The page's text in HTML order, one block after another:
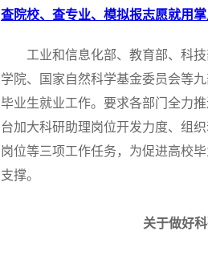
查院校、查专业、模拟报志愿就用掌
工业和信息化部、教育部、科技
学院、国家自然科学基金委员会等
毕业生就业工作。要求各部门全力
台加大科研助理岗位开发力度、组
岗位等三项工作任务，为促进高校
支撑。
关于做好